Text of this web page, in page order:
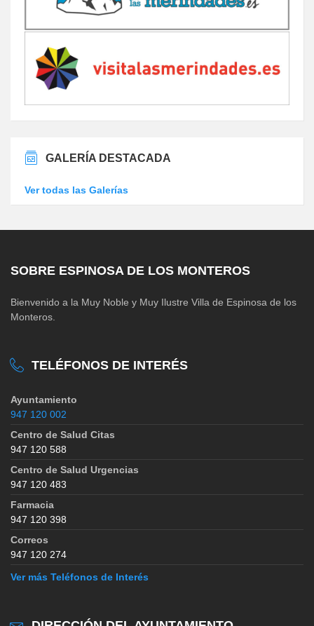
GALERÍA DESTACADA
Ver todas las Galerías
SOBRE ESPINOSA DE LOS MONTEROS
Bienvenido a la Muy Noble y Muy Ilustre Villa de Espinosa de los
Monteros.
TELÉFONOS DE INTERÉS
Ayuntamiento
947 120 002
Centro de Salud Citas
947 120 588
Centro de Salud Urgencias
947 120 483
Farmacia
947 120 398
Correos
947 120 274
Ver más Teléfonos de Interés